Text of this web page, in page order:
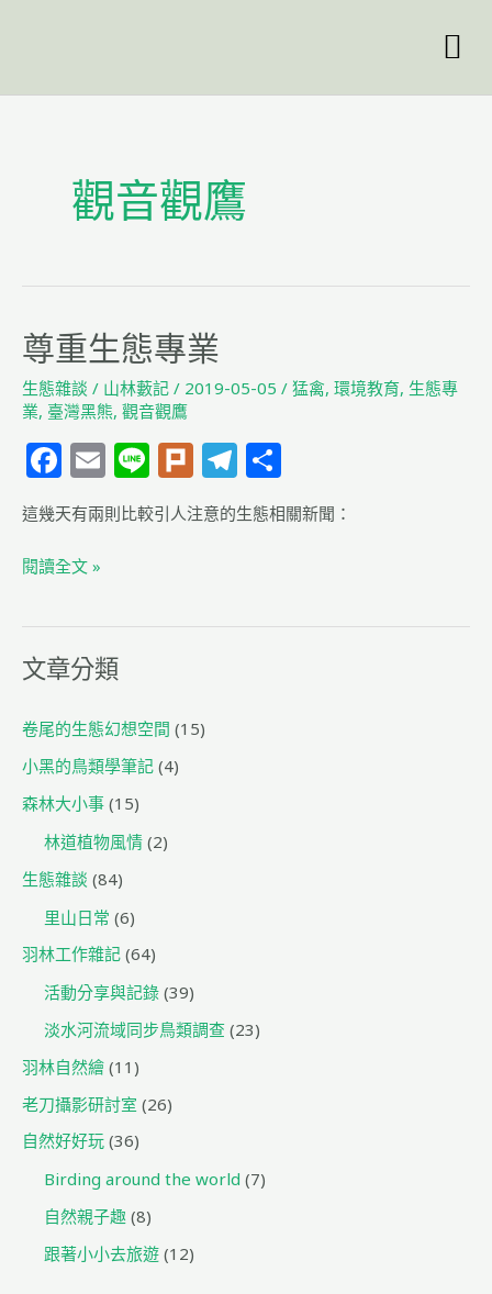
要
觀音觀鷹
尊重生態專業
生態雜談 / 山林藪記 / 2019-05-05 / 猛禽, 環境教育, 生態專
業, 臺灣黑熊, 觀音觀鷹
F
a
c
e
o
o
E
m
ai
Li
n
e
Pl
u
rk
T
el
e
m
享
這幾天有兩則比較引人注意的生態相關新聞：
尊
重
生
態
專
業
閱讀全文 »
文章分類
卷尾的生態幻想空間 (15)
小黑的鳥類學筆記 (4)
森林大小事 (15)
林道植物風情 (2)
生態雜談 (84)
里山日常 (6)
羽林工作雜記 (64)
活動分享與記錄 (39)
淡水河流域同步鳥類調查 (23)
羽林自然繪 (11)
老刀攝影研討室 (26)
自然好好玩 (36)
Birding around the world (7)
自然親子趣 (8)
跟著小小去旅遊 (12)